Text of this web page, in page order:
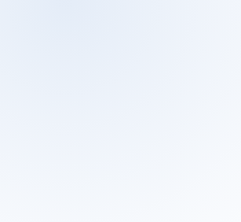
version of any page,